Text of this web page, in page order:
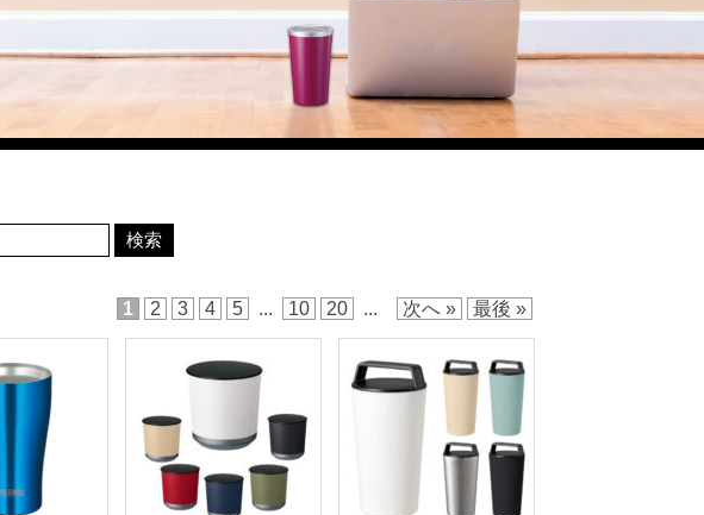
1 2 3 4 5 ... 10 20 ... 次へ » 最後 »